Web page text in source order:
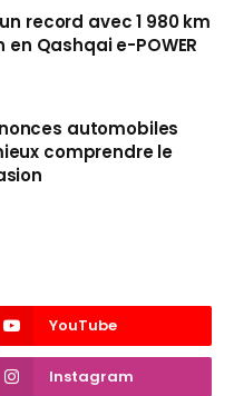
record avec 1 980 km
Qashqai e-POWER
automobiles
comprendre le
YouTube
Instagram